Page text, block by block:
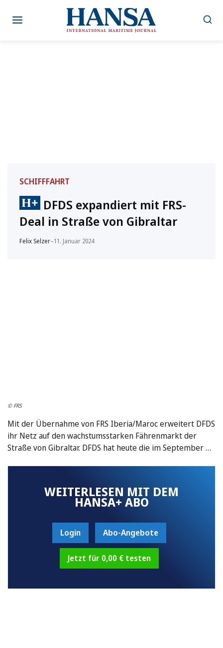
Inhalt
SCHIFFFAHRT
DFDS expandiert mit FRS-
Deal in Straße von Gibraltar
Felix Selzer–11. Januar 2024
© FRS
Mit der Übernahme von FRS Iberia/Maroc erweitert DFDS
ihr Netz auf den wachstumsstarken Fährenmarkt der
Straße von Gibraltar. DFDS hat heute die im September …
WEITERLESEN MIT DEM
HANSA+ ABO
Login Abo-Angebote
Jetzt für 0,00 € testen